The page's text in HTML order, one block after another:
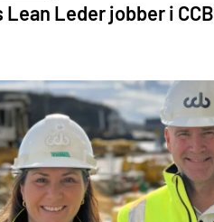
Lean Leder jobber i CCB